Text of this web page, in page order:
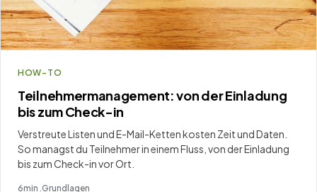
HOW-TO
Teilnehmermanagement: von der Einladung
bis zum Check-in
Verstreute Listen und E-Mail-Ketten kosten Zeit und Daten.
So managst du Teilnehmer in einem Fluss, von der Einladung
bis zum Check-in vor Ort.
6min . Grundlagen